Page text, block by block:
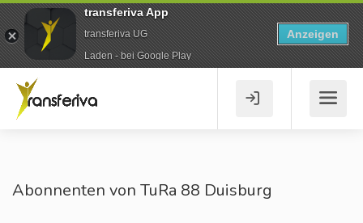
Abonnenten von TuRa 88 Duisburg
transferiva App
transferiva UG
Laden - bei Google Play
Anzeigen